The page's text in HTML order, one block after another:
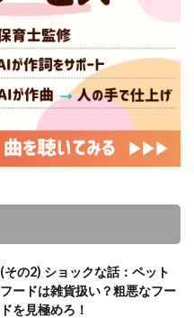
(その2) ショックな話：ペット
フードは雑貨扱い？粗悪なフー
ドを見極めろ！